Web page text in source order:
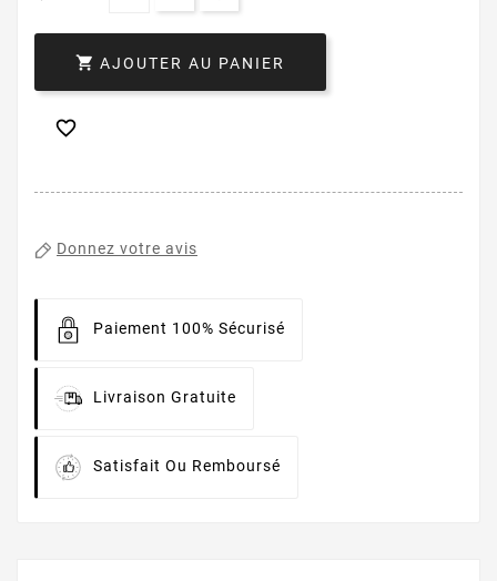
 AJOUTER AU PANIER

Donnez votre avis
Paiement 100% Sécurisé
Livraison Gratuite
Satisfait Ou Remboursé